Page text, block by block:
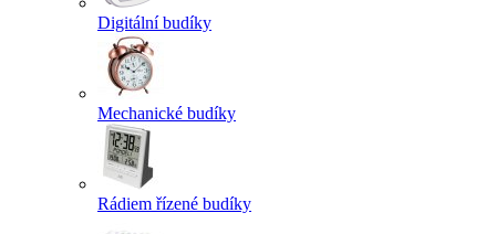
Digitální budíky
Mechanické budíky
Rádiem řízené budíky